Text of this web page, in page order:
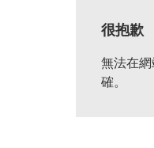
很抱歉
無法在
確。